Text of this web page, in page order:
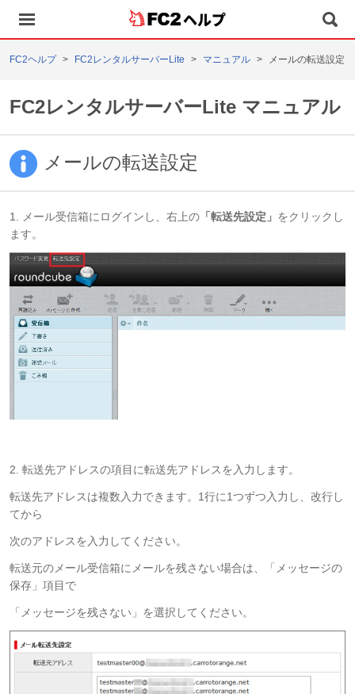
ヘルプ
FC2ヘルプ FC2レンタルサーバーLite マニュアル メールの転送設定
FC2レンタルサーバーLite マニュアル
メールの転送設定
1. メール受信箱にログインし、右上の 「転送先設定」 をクリックし
ます。
2. 転送先アドレスの項目に転送先アドレスを入力します。
転送先アドレスは複数入力できます。1行に1つずつ入力し、改行し
てから
次のアドレスを入力してください。
転送元のメール受信箱にメールを残さない場合は、「メッセージの
保存」項目で
「メッセージを残さない」を選択してください。